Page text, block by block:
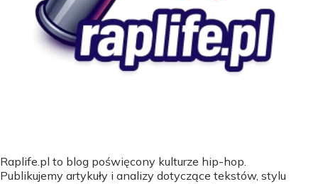
Raplife.pl to blog poświęcony kulturze hip-hop.
Publikujemy artykuły i analizy dotyczące tekstów, stylu